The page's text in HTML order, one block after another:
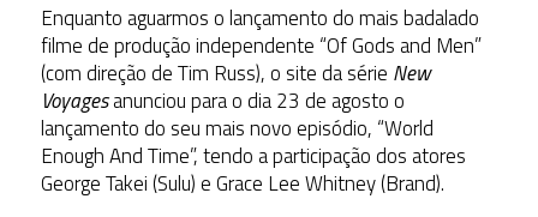
Enquanto aguarmos o lançamento do mais badalado
filme de produção independente “Of Gods and Men”
(com direção de Tim Russ), o site da série New
Voyagesanunciou para o dia 23 de agosto o
lançamento do seu mais novo episódio, “World
Enough And Time”, tendo a participação dos atores
George Takei (Sulu) e Grace Lee Whitney (Brand).